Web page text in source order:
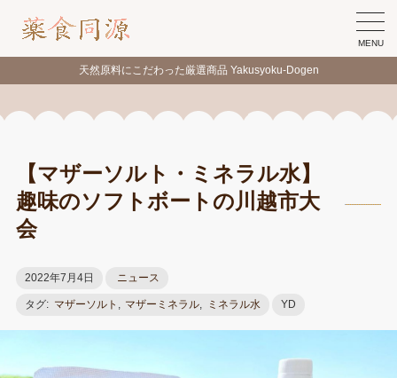
MENU
天然原料にこだわった厳選商品 Yakusyoku-Dogen
【マザーソルト・ミネラル水】
趣味のソフトボートの川越市大
会
2022年7月4日 ニュース
タグ: マザーソルト , マザーミネラル, ミネラル水 YD